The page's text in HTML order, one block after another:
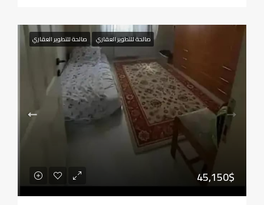
صالحة للتطوير العقاري صالحة للتطوير العقاري
45,150$